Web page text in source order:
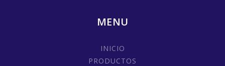
MENU
INICIO
PRODUCTOS